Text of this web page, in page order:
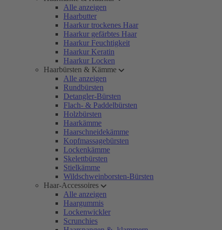
Alle anzeigen
Haarbutter
Haarkur trockenes Haar
Haarkur gefärbtes Haar
Haarkur Feuchtigkeit
Haarkur Keratin
Haarkur Locken
Haarbürsten & Kämme
Alle anzeigen
Rundbürsten
Detangler-Bürsten
Flach- & Paddelbürsten
Holzbürsten
Haarkämme
Haarschneidekämme
Kopfmassagebürsten
Lockenkämme
Skelettbürsten
Stielkämme
Wildschweinborsten-Bürsten
Haar-Accessoires
Alle anzeigen
Haargummis
Lockenwickler
Scrunchies